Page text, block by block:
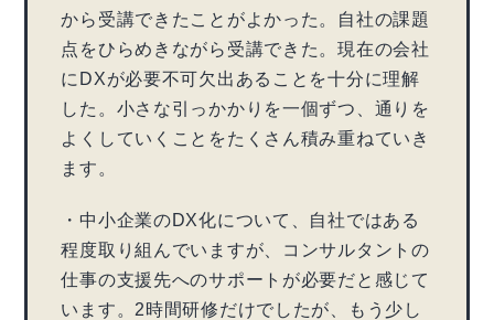
から受講できたことがよかった。自社の課題
点をひらめきながら受講できた。現在の会社
にDXが必要不可欠出あることを十分に理解
した。小さな引っかかりを一個ずつ、通りを
よくしていくことをたくさん積み重ねていき
ます。
・中小企業のDX化について、自社ではある
程度取り組んでいますが、コンサルタントの
仕事の支援先へのサポートが必要だと感じて
います。2時間研修だけでしたが、もう少し